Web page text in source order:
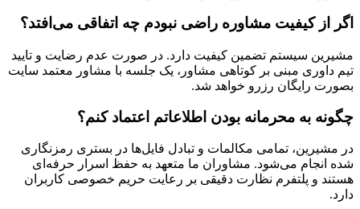
اگر از کیفیت مشاوره راضی نبودم چه اتفاقی می‌افتد؟
مشیرین سیستم تضمین کیفیت دارد. در صورت عدم رضایت و تایید
تیم داوری مبنی بر کوتاهی مشاور، یک جلسه با مشاور معتمد سایت
بصورت رایگان رزرو خواهد شد.
چگونه به محرمانه بودن اطلاعاتم اعتماد کنم؟
در مشیرین، تمامی مکالمات و تبادل فایل‌ها در بستری رمزنگاری
شده انجام می‌شود. مشاوران ما متعهد به حفظ اسرار حرفه‌ای
هستند و پلتفرم نظارت دقیقی بر رعایت حریم خصوصی کاربران
دارد.